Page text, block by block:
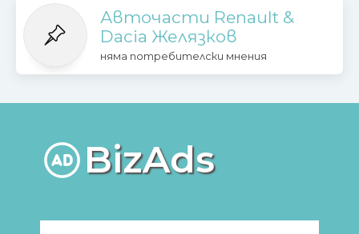
Авточасти Renault &
Dacia Желязков
няма потребителски мнения
BizAds